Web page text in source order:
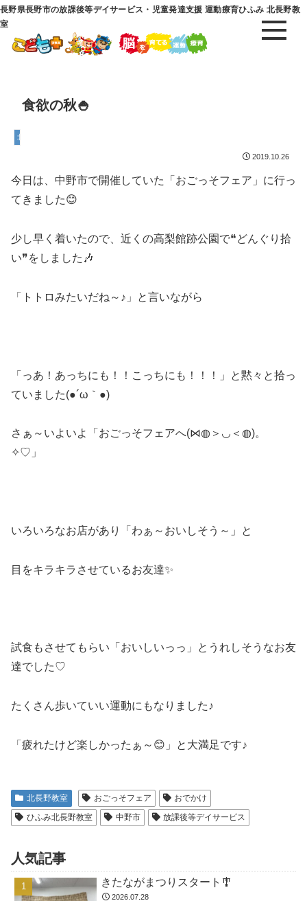
長野県長野市の放課後等デイサービス・児童発達支援 運動療育ひふみ 北長野教
室
食欲の秋🍚
北長野教室
2019.10.26
今日は、中野市で開催していた「おごっそフェア」に行っ
てきました😊
少し早く着いたので、近くの高梨館跡公園で❝どんぐり拾
い❞をしました🎶
「トトロみたいだね～♪」と言いながら
「っあ！あっちにも！！こっちにも！！！」と黙々と拾っ
ていました(●´ω｀●)
さぁ～いよいよ「おごっそフェアへ(⋈◍＞◡＜◍)。
✧♡」
いろいろなお店があり「わぁ～おいしそう～」と
目をキラキラさせているお友達✨
試食もさせてもらい「おいしいっっ」とうれしそうなお友
達でした♡
たくさん歩いていい運動にもなりました♪
「疲れたけど楽しかったぁ～😊」と大満足です♪
北長野教室 おごっそフェア
おでかけ
ひふみ北長野教室
中野市 放課後等デイサービス
人気記事
きたながまつりスタート🎐
2026.07.28